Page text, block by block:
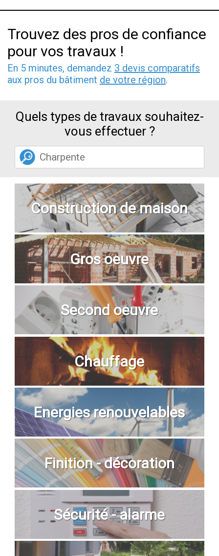
Trouvez des pros de confiance
pour vos travaux !
En 5 minutes, demandez 3 devis comparatifs
aux pros du bâtiment de votre région.
Quels types de travaux souhaitez-
vous effectuer ?
Construction de maison
Gros oeuvre
Second oeuvre
Chauffage
Energies renouvelables
Finition - décoration
Sécurité - alarme